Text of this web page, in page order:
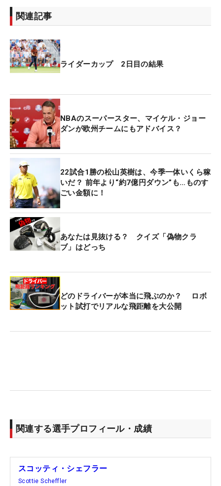
関連記事
ライダーカップ 2日目の結果
NBAのスーパースター、マイケル・ジョー
ダンが欧州チームにもアドバイス？
22試合1勝の松山英樹は、今季一体いくら稼
いだ？ 前年より“約7億円ダウン”も…ものす
ごい金額に！
あなたは見抜ける？ クイズ「偽物クラ
ブ」はどっち
どのドライバーが本当に飛ぶのか？ ロボ
ット試打でリアルな飛距離を大公開
関連する選手プロフィール・成績
スコッティ・シェフラー
Scottie Scheffler